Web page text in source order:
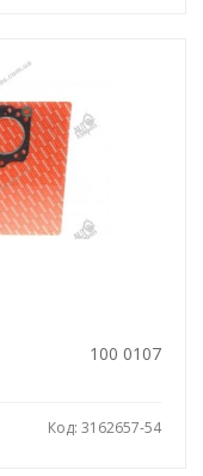
100 0107
Код: 3162657-54